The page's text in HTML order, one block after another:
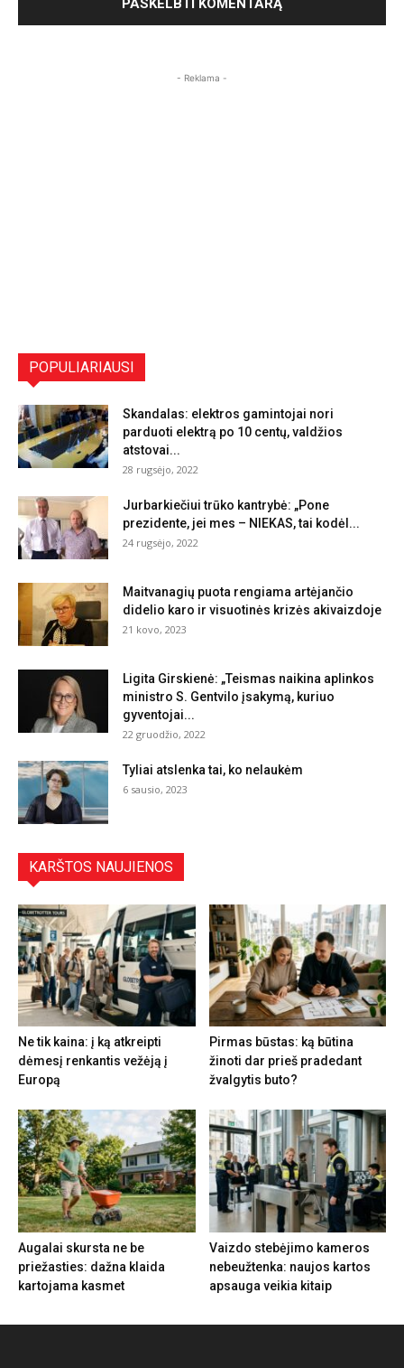
- Reklama -
POPULIARIAUSI
Skandalas: elektros gamintojai nori
parduoti elektrą po 10 centų, valdžios
atstovai...
28 rugsėjo, 2022
Jurbarkiečiui trūko kantrybė: „Pone
prezidente, jei mes – NIEKAS, tai kodėl...
24 rugsėjo, 2022
Maitvanagių puota rengiama artėjančio
didelio karo ir visuotinės krizės akivaizdoje
21 kovo, 2023
Ligita Girskienė: „Teismas naikina aplinkos
ministro S. Gentvilo įsakymą, kuriuo
gyventojai...
22 gruodžio, 2022
Tyliai atslenka tai, ko nelaukėm
6 sausio, 2023
KARŠTOS NAUJIENOS
Ne tik kaina: į ką atkreipti
dėmesį renkantis vežėją į
Europą
Pirmas būstas: ką būtina
žinoti dar prieš pradedant
žvalgytis buto?
Augalai skursta ne be
priežasties: dažna klaida
kartojama kasmet
Vaizdo stebėjimo kameros
nebeužtenka: naujos kartos
apsauga veikia kitaip